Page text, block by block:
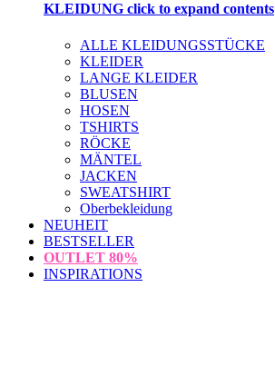
KLEIDUNG click to expand contents
ALLE KLEIDUNGSSTÜCKE
KLEIDER
LANGE KLEIDER
BLUSEN
HOSEN
TSHIRTS
RÖCKE
MÄNTEL
JACKEN
SWEATSHIRT
Oberbekleidung
NEUHEIT
BESTSELLER
OUTLET 80%
INSPIRATIONS